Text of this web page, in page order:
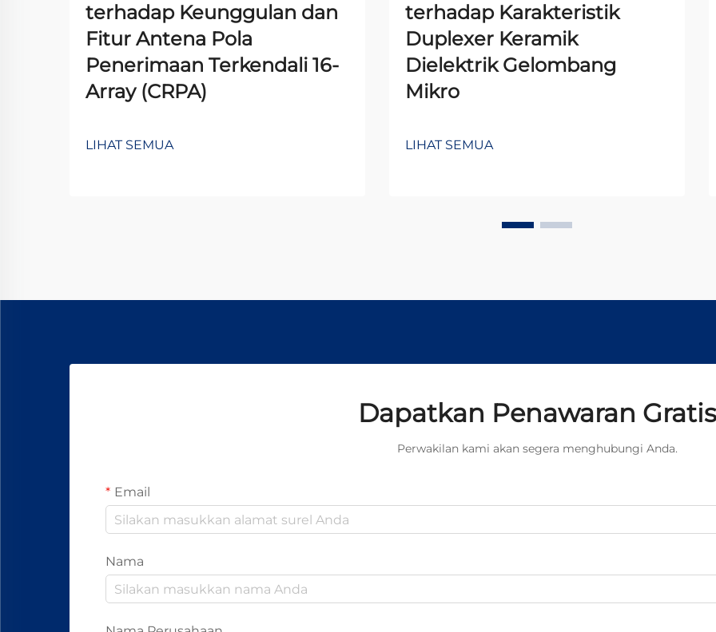
terhadap Keunggulan dan
Fitur Antena Pola
Penerimaan Terkendali 16-
Array (CRPA)
LIHAT SEMUA
terhadap Karakteristik
Duplexer Keramik
Dielektrik Gelombang
Mikro
LIHAT SEMUA
Dapatkan Penawaran Gratis
Perwakilan kami akan segera menghubungi Anda.
Email
Nama